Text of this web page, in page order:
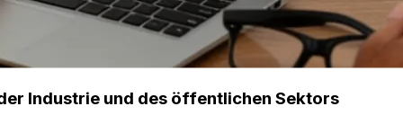
Industrie und des öffentlichen Sektors